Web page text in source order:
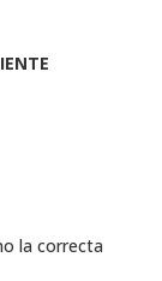
la correcta